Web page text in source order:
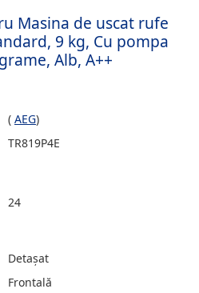
Masina de uscat rufe
9 kg, Cu pompa
Alb, A++
( AEG)
TR819P4E
24
Detașat
Frontală